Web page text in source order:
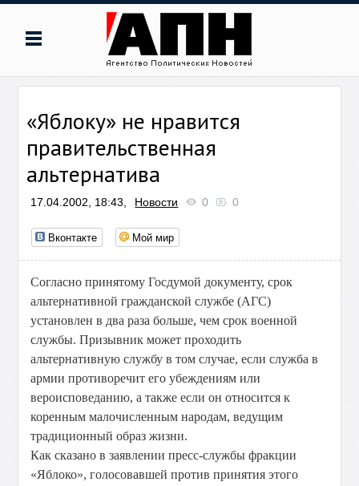
«Яблоку» не нравится
правительственная
альтернатива
17.04.2002, 18:43, Новости 0 0
Вконтакте Мой мир
Согласно принятому Госдумой документу, срок
альтернативной гражданской службе (АГС)
установлен в два раза больше, чем срок военной
службы. Призывник может проходить
альтернативную службу в том случае, если служба в
армии противоречит его убеждениям или
вероисповеданию, а также если он относится к
коренным малочисленным народам, ведущим
традиционный образ жизни.
Как сказано в заявлении пресс-службы фракции
«Яблоко», голосовавшей против принятия этого